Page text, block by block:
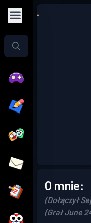
O mnie:
(Dołączył
(Grał June